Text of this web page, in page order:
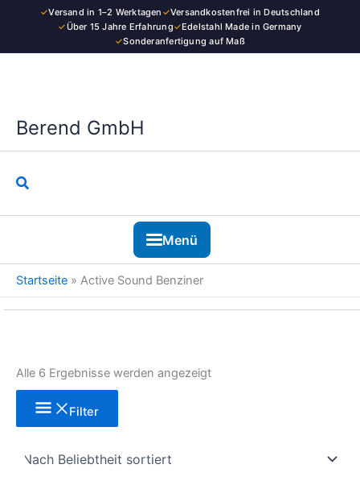
✓Versand in 1–2 Werktagen ✓Versandkostenfrei in Deutschland
✓Über 15 Jahre Erfahrung✓Edelstahl Made in Germany
✓Sonderanfertigung auf Maß
Berend GmbH
Suchen
Menü
Startseite » Active Sound Benziner
Alle 6 Ergebnisse werden angezeigt
Nach
Filter
Kategorie